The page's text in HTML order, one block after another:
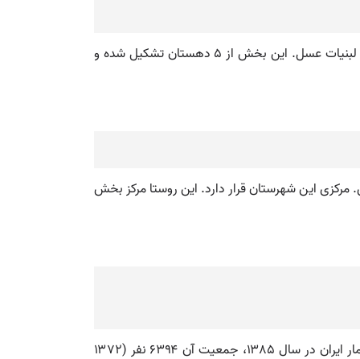
یکی از بخشهای ساری ( استان دوم ) واقع در شمال دامنه های البرز دارای جنگلهای انبوه و راههای سخت. محصول:برنج غلات لبنیات عسل. این بخش از ۵ دهستان تشکیل شده و
این شهرستان قرار دارد. این روستا مرکز بخش
💡 دهستان دودانگه نام دهستانی در بخش مرکزی شهرستان هوراند، استان آذربایجان شرقی است. براساس سرشماری مرکز آمار ایران در سال ۱۳۸۵، جمعیت آن ۶۳۹۴ نفر (۱۳۷۲